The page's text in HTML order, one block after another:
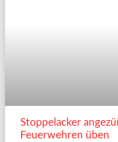
Stoppelacker
Feuerwehren üben